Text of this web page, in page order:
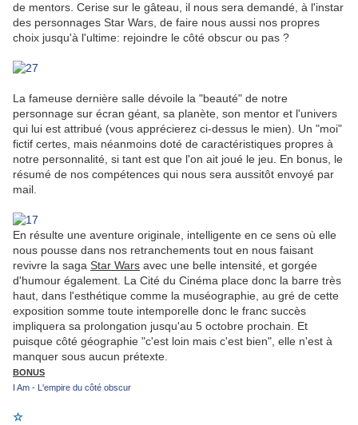
de mentors. Cerise sur le gâteau, il nous sera demandé, à l'instar
des personnages Star Wars, de faire nous aussi nos propres
choix jusqu'à l'ultime: rejoindre le côté obscur ou pas ?
La fameuse dernière salle dévoile la "beauté" de notre
personnage sur écran géant, sa planète, son mentor et l'univers
qui lui est attribué (vous apprécierez ci-dessus le mien). Un "moi"
fictif certes, mais néanmoins doté de caractéristiques propres à
notre personnalité, si tant est que l'on ait joué le jeu. En bonus, le
résumé de nos compétences qui nous sera aussitôt envoyé par
mail.
En résulte une aventure originale, intelligente en ce sens où elle
nous pousse dans nos retranchements tout en nous faisant
revivre la saga Star Wars avec une belle intensité, et gorgée
d'humour également. La Cité du Cinéma place donc la barre très
haut, dans l'esthétique comme la muséographie, au gré de cette
exposition somme toute intemporelle donc le franc succès
impliquera sa prolongation jusqu'au 5 octobre prochain. Et
puisque côté géographie "c'est loin mais c'est bien", elle n'est à
manquer sous aucun prétexte.
BONUS
I Am - L'empire du côté obscur
☆